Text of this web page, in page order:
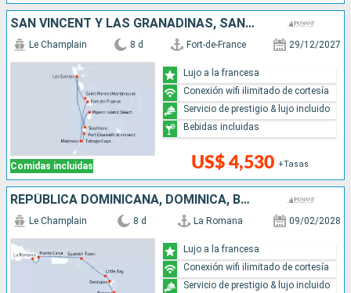
SAN VINCENT Y LAS GRANADINAS, SANTA LUCIA
Comidas incluidas
Le Champlain 8 d Fort-de-France 29/12/2027
US$ 4,530 +Tasas
Lujo a la francesa
Conexión wifi ilimitado de cortesía
Servicio de prestigio & lujo incluido
Bebidas incluidas
REPÚBLICA DOMINICANA, DOMINICA, BARBADOS, FRANCIA, REINO UNIDO
Le Champlain 8 d La Romana 09/02/2028
Lujo a la francesa
Conexión wifi ilimitado de cortesía
Servicio de prestigio & lujo incluido